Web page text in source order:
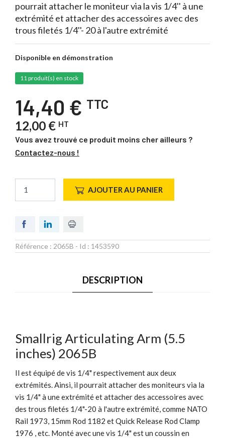
pourrait attacher le moniteur via la vis 1/4'' à une
extrémité et attacher des accessoires avec des
trous filetés 1/4''- 20 à l'autre extrémité
Disponible en démonstration
11 produit(s) en stock
14,40 € TTC
12,00 € HT
Vous avez trouvé ce produit moins cher ailleurs ?
Contactez-nous !
AJOUTER AU PANIER
Référence : 2065B - Id : 1453590
DESCRIPTION
Smallrig Articulating Arm (5.5
inches) 2065B
Il est équipé de vis 1/4" respectivement aux deux
extrémités. Ainsi, il pourrait attacher des moniteurs via la
vis 1/4" à une extrémité et attacher des accessoires avec
des trous filetés 1/4"-20 à l'autre extrémité, comme NATO
Rail 1973, 15mm Rod 1182 et Quick Release Rod Clamp
1976 , etc. Monté avec une vis 1/4" est un coussin en